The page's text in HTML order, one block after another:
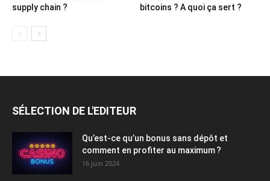
supply chain ?
bitcoins ? A quoi ça sert ?
SÉLECTION DE L'EDITEUR
Qu’est-ce qu’un bonus sans dépôt et
comment en profiter au maximum ?
16 juin 2024